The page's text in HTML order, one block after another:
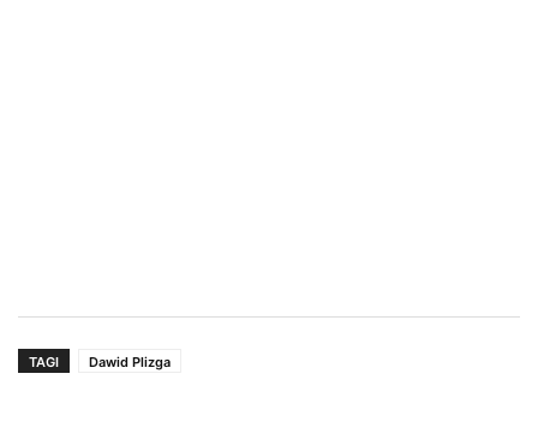
TAGI Dawid Plizga